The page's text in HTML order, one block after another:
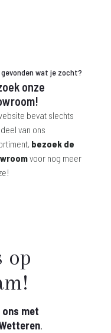
wat je zocht?
onze
bevat slechts
van ons
bezoek de
voor nog meer
op
ons met
.